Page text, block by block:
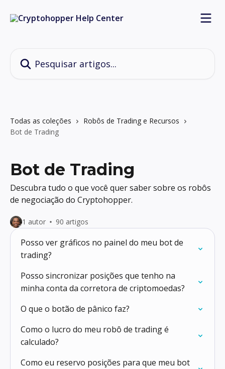
Todas as coleções
Robôs de Trading e Recursos
Bot de Trading
Bot de Trading
Descubra tudo o que você quer saber sobre os robôs
de negociação do Cryptohopper.
1 autor 90 artigos
Posso ver gráficos no painel do meu bot de
trading?
Posso sincronizar posições que tenho na
minha conta da corretora de criptomoedas?
O que o botão de pânico faz?
Como o lucro do meu robô de trading é
calculado?
Como eu reservo posições para que meu bot